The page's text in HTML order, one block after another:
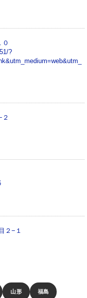
?
２−１
山形 福島